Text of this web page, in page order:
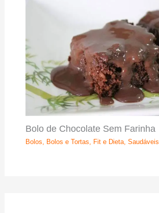
Bolo de Chocolate Sem Farinha
Bolos Bolos e Tortas Fit e Dieta, Saudáveis